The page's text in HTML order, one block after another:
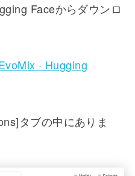
Faceからダウンロ
· Hugging
タブの中にありま